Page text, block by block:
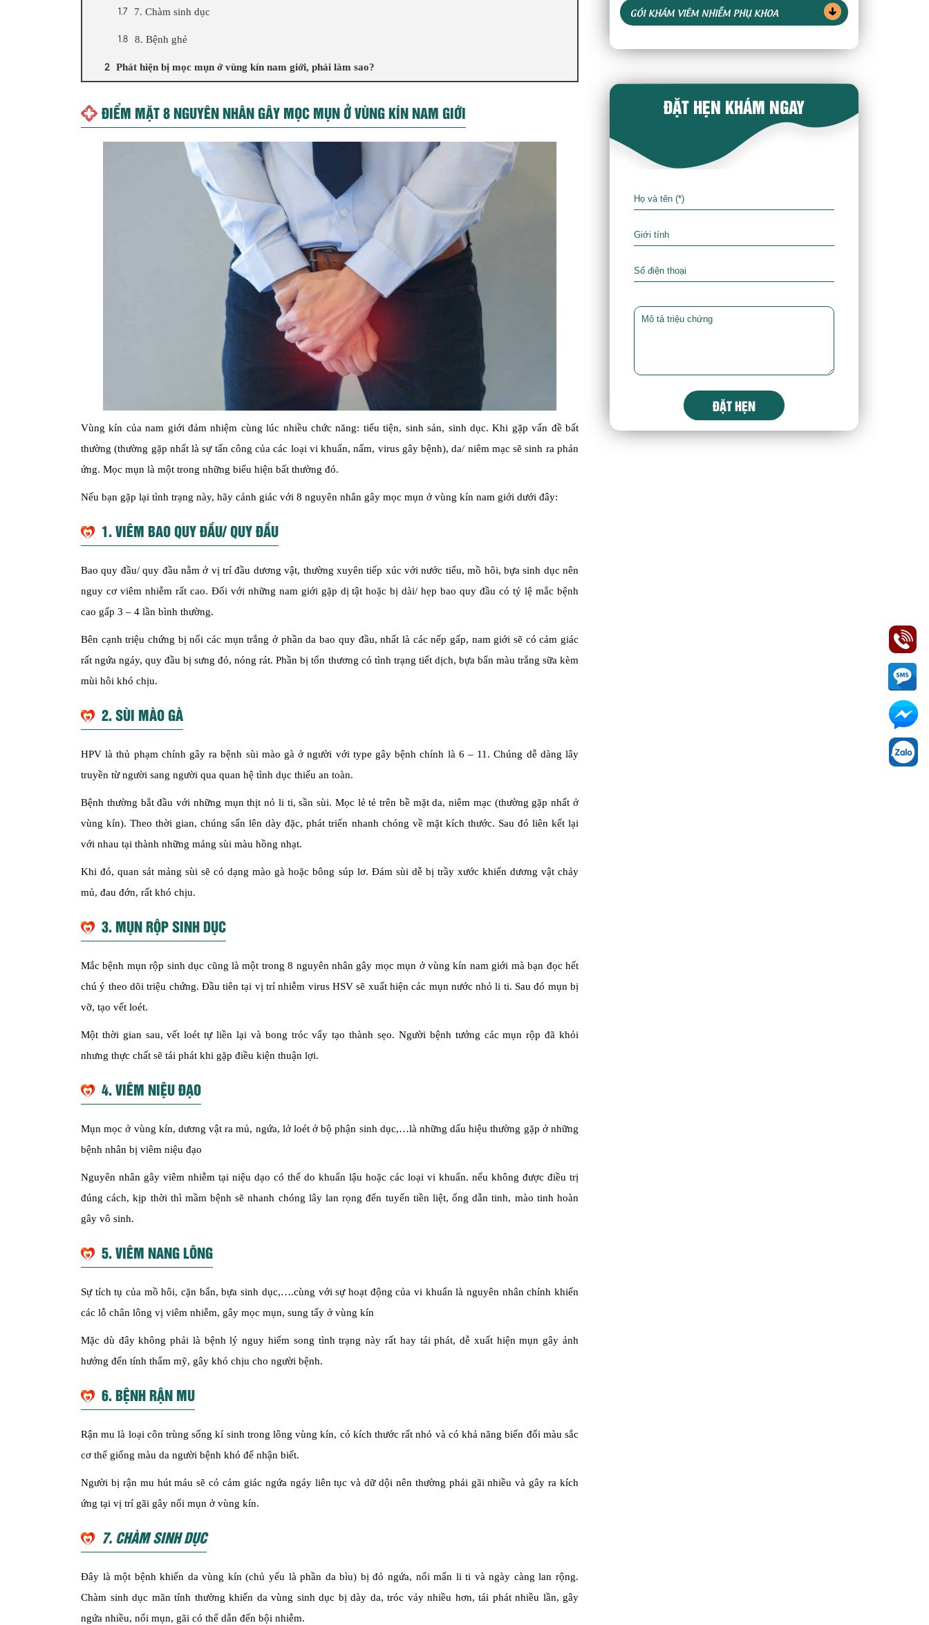
7. Chàm sinh dục
8. Bệnh ghẻ
Phát hiện bị mọc mụn ở vùng kín nam giới, phải làm sao?
ĐIỂM MẶT 8 NGUYÊN NHÂN GÂY MỌC MỤN Ở VÙNG KÍN NAM GIỚI
Vùng kín của nam giới đảm nhiệm cùng lúc nhiều chức năng: tiểu tiện, sinh sản, sinh dục. Khi gặp vấn đề bất
thường (thường gặp nhất là sự tấn công của các loại vi khuẩn, nấm, virus gây bệnh), da/ niêm mạc sẽ sinh ra phản
ứng. Mọc mụn là một trong những biểu hiện bất thường đó.
Nếu bạn gặp lại tình trạng này, hãy cảnh giác với 8 nguyên nhân gây mọc mụn ở vùng kín nam giới dưới đây:
1. VIÊM BAO QUY ĐẦU/ QUY ĐẦU
Bao quy đầu/ quy đầu nằm ở vị trí đầu dương vật, thường xuyên tiếp xúc với nước tiểu, mồ hôi, bựa sinh dục nên
nguy cơ viêm nhiễm rất cao. Đối với những nam giới gặp dị tật hoặc bị dài/ hẹp bao quy đầu có tỷ lệ mắc bệnh
cao gấp 3 – 4 lần bình thường.
Bên cạnh triệu chứng bị nổi các mụn trắng ở phần da bao quy đầu, nhất là các nếp gấp, nam giới sẽ có cảm giác
rất ngứa ngáy, quy đầu bị sưng đỏ, nóng rát. Phần bị tổn thương có tình trạng tiết dịch, bựa bẩn màu trắng sữa kèm
mùi hôi khó chịu.
2. SÙI MÀO GÀ
HPV là thủ phạm chính gây ra bệnh sùi mào gà ở người với type gây bệnh chính là 6 – 11. Chúng dễ dàng lây
truyền từ người sang người qua quan hệ tình dục thiếu an toàn.
Bệnh thường bắt đầu với những mụn thịt nỏ li ti, sần sùi. Mọc lẻ tẻ trên bề mặt da, niêm mạc (thường gặp nhất ở
vùng kín). Theo thời gian, chúng sẩn lên dày đặc, phát triển nhanh chóng về mặt kích thước. Sau đó liên kết lại
với nhau tại thành những mảng sùi màu hồng nhạt.
Khi đó, quan sát mảng sùi sẽ có dạng mào gà hoặc bông súp lơ. Đám sùi dễ bị trầy xước khiến dương vật chảy
mủ, đau đớn, rất khó chịu.
3. MỤN RỘP SINH DỤC
Mắc bệnh mụn rộp sinh dục cũng là một trong 8 nguyên nhân gây mọc mụn ở vùng kín nam giới mà bạn đọc hết
chú ý theo dõi triệu chứng. Đầu tiên tại vị trí nhiễm virus HSV sẽ xuất hiện các mụn nước nhỏ li ti. Sau đó mụn bị
vỡ, tạo vết loét.
Một thời gian sau, vết loét tự liền lại và bong tróc vẩy tạo thành sẹo. Người bệnh tưởng các mụn rộp đã khỏi
nhưng thực chất sẽ tái phát khi gặp điều kiện thuận lợi.
4. VIÊM NIỆU ĐẠO
Mụn mọc ở vùng kín, dương vật ra mủ, ngứa, lở loét ở bộ phận sinh dục,…là những dấu hiệu thường gặp ở những
bệnh nhân bị viêm niệu đạo
Nguyên nhân gây viêm nhiễm tại niệu dạo có thể do khuẩn lậu hoặc các loại vi khuẩn. nếu không được điều trị
đúng cách, kịp thời thì mầm bệnh sẽ nhanh chóng lây lan rọng đến tuyến tiền liệt, ống dẫn tinh, mào tinh hoàn
gây vô sinh.
5. VIÊM NANG LÔNG
Sự tích tụ của mồ hôi, cặn bẩn, bựa sinh dục,….cùng với sự hoạt động của vi khuẩn là nguyên nhân chính khiến
các lỗ chân lông vị viêm nhiễm, gây mọc mụn, sung tấy ở vùng kín
Mặc dù đây không phải là bệnh lý nguy hiểm song tình trạng này rất hay tái phát, dễ xuất hiện mụn gây ảnh
hưởng đến tính thẩm mỹ, gây khó chịu cho người bệnh.
6. BỆNH RẬN MU
Rận mu là loại côn trùng sống kí sinh trong lông vùng kín, có kích thước rất nhỏ và có khả năng biến đổi màu sắc
cơ thể giống màu da người bệnh khó để nhận biết.
Người bị rận mu hút máu sẽ có cảm giác ngứa ngáy liên tục và dữ dội nên thường phải gãi nhiều và gây ra kích
ứng tại vị trí gãi gây nổi mụn ở vùng kín.
7. CHÀM SINH DỤC
Đây là một bệnh khiến da vùng kín (chủ yếu là phần da bìu) bị đỏ ngứa, nổi mẩn li ti và ngày càng lan rộng.
Chàm sinh dục mãn tính thường khiến da vùng sinh dục bị dày da, tróc vảy nhiều hơn, tái phát nhiều lần, gây
ngứa nhiều, nổi mụn, gãi có thể dẫn đến bội nhiễm.
GÓI KHÁM VIÊM NHIỄM PHỤ KHOA
ĐẶT HẸN KHÁM NGAY
ĐẶT HẸN